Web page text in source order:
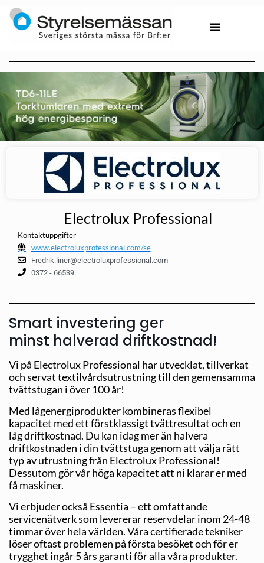
Electrolux Professional
Kontaktuppgifter
www.electroluxprofessional.com/se
Fredrik.liner@electroluxprofessional.com
0372 - 66539
Smart investering ger
minst halverad driftkostnad!
Vi på Electrolux Professional har utvecklat, tillverkat
och servat textilvårdsutrustning till den gemensamma
tvättstugan i över 100 år!
Med lågenergiprodukter kombineras flexibel
kapacitet med ett förstklassigt tvättresultat och en
låg driftkostnad. Du kan idag mer än halvera
driftkostnaden i din tvättstuga genom att välja rätt
typ av utrustning från Electrolux Professional!
Dessutom gör vår höga kapacitet att ni klarar er med
få maskiner.
Vi erbjuder också Essentia – ett omfattande
servicenätverk som levererar reservdelar inom 24-48
timmar över hela världen. Våra certifierade tekniker
löser oftast problemen på första besöket och för er
trygghet ingår 5 års garanti för alla våra produkter.